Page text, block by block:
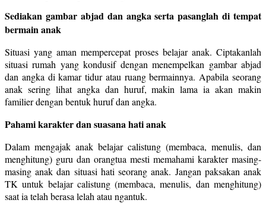
Sediakan gambar abjad dan angka serta pasanglah di tempat
bermain anak
Situasi yang aman mempercepat proses belajar anak. Ciptakanlah
situasi rumah yang kondusif dengan menempelkan gambar abjad
dan angka di kamar tidur atau ruang bermainnya. Apabila seorang
anak sering lihat angka dan huruf, makin lama ia akan makin
familier dengan bentuk huruf dan angka.
Pahami karakter dan suasana hati anak
Dalam mengajak anak belajar calistung (membaca, menulis, dan
menghitung) guru dan orangtua mesti memahami karakter masing-
masing anak dan situasi hati seorang anak. Jangan paksakan anak
TK untuk belajar calistung (membaca, menulis, dan menghitung)
saat ia telah berasa lelah atau ngantuk.